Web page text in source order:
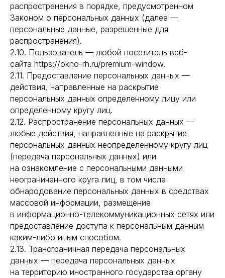
распространения в порядке, предусмотренном
Законом о персональных данных (далее —
персональные данные, разрешенные для
распространения).
2.10. Пользователь — любой посетитель веб-
сайта https://okno-rh.ru/premium-window.
2.11. Предоставление персональных данных —
действия, направленные на раскрытие
персональных данных определенному лицу или
определенному кругу лиц.
2.12. Распространение персональных данных —
любые действия, направленные на раскрытие
персональных данных неопределенному кругу лиц
(передача персональных данных) или
на ознакомление с персональными данными
неограниченного круга лиц, в том числе
обнародование персональных данных в средствах
массовой информации, размещение
в информационно-телекоммуникационных сетях или
предоставление доступа к персональным данным
каким-либо иным способом.
2.13. Трансграничная передача персональных
данных — передача персональных данных
на территорию иностранного государства органу